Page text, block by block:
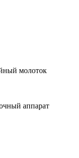
молоток
аппарат